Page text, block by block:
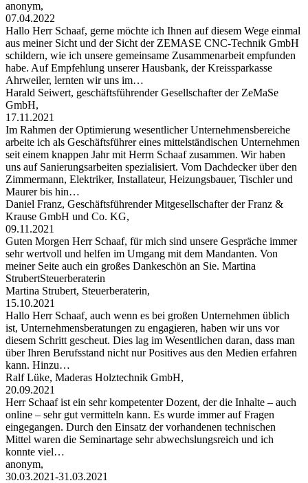
anonym,
07.04.2022
Hallo Herr Schaaf, gerne möchte ich Ihnen auf diesem Wege einmal
aus meiner Sicht und der Sicht der ZEMASE CNC-Technik GmbH
schildern, wie ich unsere gemeinsame Zusammenarbeit empfunden
habe. Auf Empfehlung unserer Hausbank, der Kreissparkasse
Ahrweiler, lernten wir uns im…
Harald Seiwert, geschäftsführender Gesellschafter der ZeMaSe
GmbH,
17.11.2021
Im Rahmen der Optimierung wesentlicher Unternehmensbereiche
arbeite ich als Geschäftsführer eines mittelständischen Unternehmen
seit einem knappen Jahr mit Herrn Schaaf zusammen. Wir haben
uns auf Sanierungsarbeiten spezialisiert. Vom Dachdecker über den
Zimmermann, Elektriker, Installateur, Heizungsbauer, Tischler und
Maurer bis hin…
Daniel Franz, Geschäftsführender Mitgesellschafter der Franz &
Krause GmbH und Co. KG,
09.11.2021
Guten Morgen Herr Schaaf, für mich sind unsere Gespräche immer
sehr wertvoll und helfen im Umgang mit dem Mandanten. Von
meiner Seite auch ein großes Dankeschön an Sie. Martina
StrubertSteuerberaterin
Martina Strubert, Steuerberaterin,
15.10.2021
Hallo Herr Schaaf, auch wenn es bei großen Unternehmen üblich
ist, Unternehmensberatungen zu engagieren, haben wir uns vor
diesem Schritt gescheut. Dies lag im Wesentlichen daran, dass man
über Ihren Berufsstand nicht nur Positives aus den Medien erfahren
kann. Hinzu…
Ralf Lüke, Maderas Holztechnik GmbH,
20.09.2021
Herr Schaaf ist ein sehr kompetenter Dozent, der die Inhalte – auch
online – sehr gut vermitteln kann. Es wurde immer auf Fragen
eingegangen. Durch den Einsatz der vorhandenen technischen
Mittel waren die Seminartage sehr abwechslungsreich und ich
konnte viel…
anonym,
30.03.2021-31.03.2021